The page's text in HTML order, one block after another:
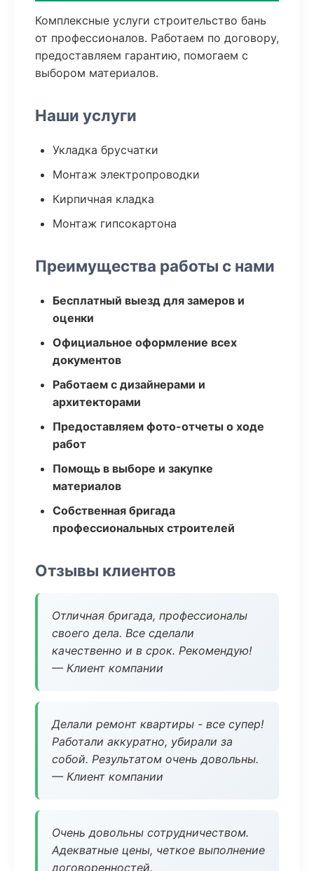
Комплексные услуги строительство бань
от профессионалов. Работаем по договору,
предоставляем гарантию, помогаем с
выбором материалов.
Наши услуги
Укладка брусчатки
Монтаж электропроводки
Кирпичная кладка
Монтаж гипсокартона
Преимущества работы с нами
Бесплатный выезд для замеров и
оценки
Официальное оформление всех
документов
Работаем с дизайнерами и
архитекторами
Предоставляем фото-отчеты о ходе
работ
Помощь в выборе и закупке
материалов
Собственная бригада
профессиональных строителей
Отзывы клиентов
Отличная бригада, профессионалы
своего дела. Все сделали
качественно и в срок. Рекомендую!
— Клиент компании
Делали ремонт квартиры - все супер!
Работали аккуратно, убирали за
собой. Результатом очень довольны.
— Клиент компании
Очень довольны сотрудничеством.
Адекватные цены, четкое выполнение
договоренностей.